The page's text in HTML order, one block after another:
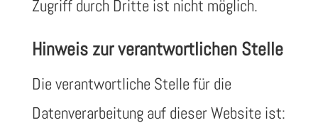
Zugriff durch Dritte ist nicht möglich.
Hinweis zur verantwortlichen Stelle
Die verantwortliche Stelle für die
Datenverarbeitung auf dieser Website ist: